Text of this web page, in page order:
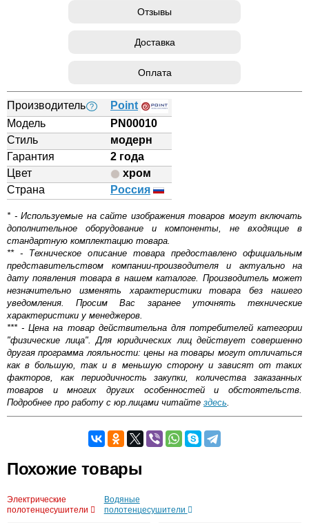
Отзывы
Доставка
Оплата
Производитель ?
Point
Модель
PN00010
Стиль
модерн
Гарантия
2 года
Цвет
хром
Страна
Россия
* - Используемые на сайте изображения товаров могут включать
дополнительное оборудование и компоненты, не входящие в
стандартную комплектацию товара.
** - Техническое описание товара предоставлено официальным
представительством компании-производителя и актуально на
дату появления товара в нашем каталоге. Производитель может
незначительно изменять характеристики товара без нашего
уведомления. Просим Вас заранее уточнять технические
характеристики у менеджеров.
*** - Цена на товар действительна для потребителей категории
"физические лица". Для юридических лиц действует совершенно
другая программа лояльности: цены на товары могут отличаться
как в большую, так и в меньшую сторону и зависят от таких
факторов, как периодичность закупки, количества заказанных
товаров и многих других особенностей и обстоятельств.
Подробнее про работу с юр.лицами читайте здесь.
Оставьте отзыв
Доставка сантехники по Москве и Московской области
Возможные способы оплаты:
Наличный расчёт
Похожие товары
Электрические
полотенцесушители
Водяные
полотенцесушители